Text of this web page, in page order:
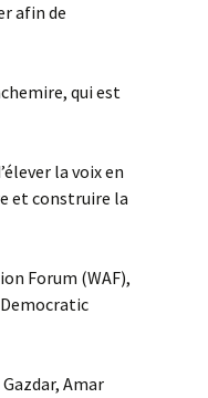
afin de
qui est
la voix en
et construire la
Forum (WAF),
Amar